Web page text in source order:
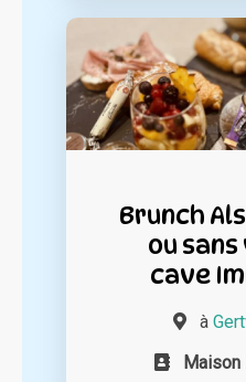
Brunch
ou
cave
à
Maison